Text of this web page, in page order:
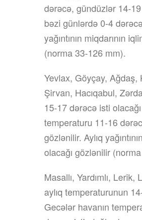
dərəcə, gündüzlər 14-
bəzi günlərdə 0-4
yağıntının miqdarının
(norma 33-126 mm).
Yevlax, Göyçay, Ağdaş,
Şirvan, Hacıqabul,
15-17 dərəcə isti
temperaturu 11-16
gözlənilir. Aylıq
olacağı gözlənilir
Masallı, Yardımlı,
aylıq temperaturunun
Gecələr havanın